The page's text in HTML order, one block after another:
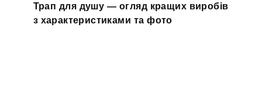
Трап для душу — огляд кращих виробів
з характеристиками та фото